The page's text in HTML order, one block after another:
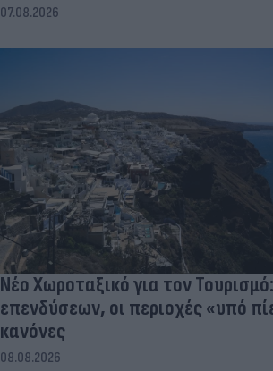
07.08.2026
Νέο Χωροταξικό για τον
επενδύσεων, οι περιοχές «υπό
κανόνες
08.08.2026